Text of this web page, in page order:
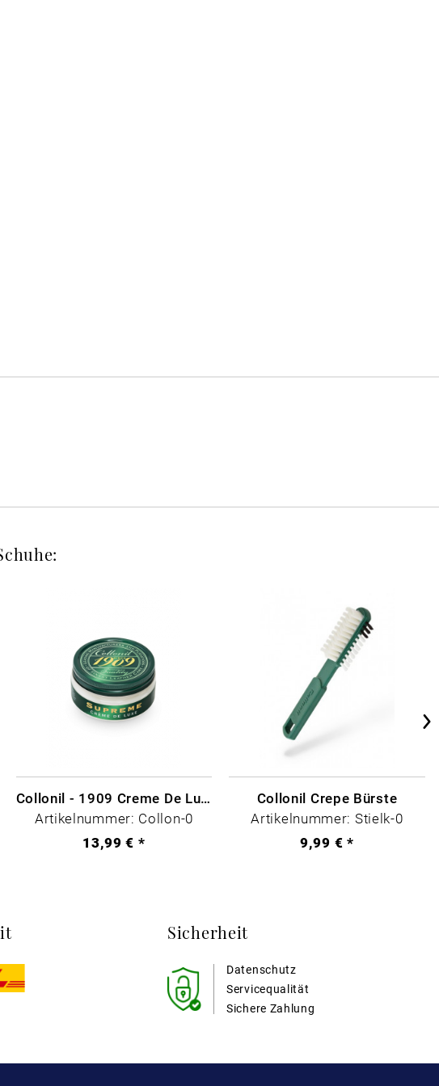
Collonil - 1909 Creme De Luxe Farblos
Artikelnummer: Collon-0
13,99 € *
Collonil Crepe Bürste
Artikelnummer: Stielk-0
9,99 € *
Sicherheit
Datenschutz
Sichere Zahlung
Servicequalität